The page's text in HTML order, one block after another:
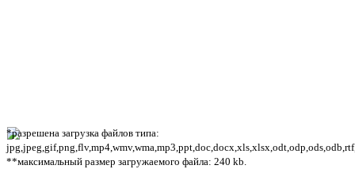
*разрешена загрузка файлов типа:
**максимальный размер загружаемого файла: 240 kb.